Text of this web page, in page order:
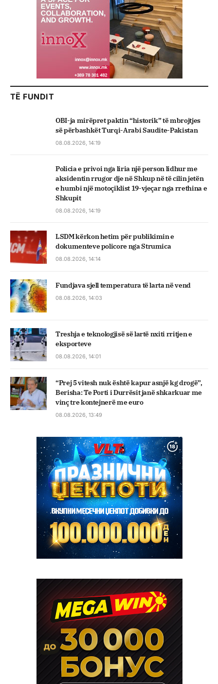
TË FUNDIT
OBI-ja mirëpret paktin “historik” të mbrojtjes
së përbashkët Turqi-Arabi Saudite-Pakistan
08.08.2026, 14:19
Policia e privoi nga liria një person lidhur me
aksidentin rrugor dje në Shkup në të cilin jetën
e humbi një motoçiklist 19-vjeçar nga rrethina e
Shkupit
08.08.2026, 14:19
LSDM kërkon hetim për publikimin e
dokumenteve policore nga Strumica
08.08.2026, 14:14
Fundjava sjell temperatura të larta në vend
08.08.2026, 14:03
Treshja e teknologjisë së lartë nxiti rritjen e
eksporteve
08.08.2026, 14:01
“Prej 5 vitesh nuk është kapur asnjë kg drogë”,
Berisha: Te Porti i Durrësit janë shkarkuar me
vinç tre kontejnerë me euro
08.08.2026, 13:49